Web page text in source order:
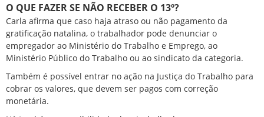
O QUE FAZER SE NÃO RECEBER O 13º?
Carla afirma que caso haja atraso ou não pagamento da
gratificação natalina, o trabalhador pode denunciar o
empregador ao Ministério do Trabalho e Emprego, ao
Ministério Público do Trabalho ou ao sindicato da categoria.
Também é possível entrar no ação na Justiça do Trabalho para
cobrar os valores, que devem ser pagos com correção
monetária.